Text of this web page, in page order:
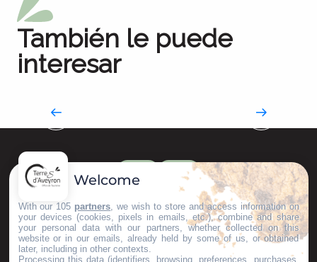
También le puede
interesar
Despierte sus papilas gustativas
Welcome
With our 105 partners , we wish to store and access information on
your devices (cookies, pixels in emails, etc.), combine and share
your personal data with our partners, whether collected on this
website or in our emails, already held by some of us, or obtained
later, including in other contexts.
Processing this data (identifiers, browsing, preferences, purchases,